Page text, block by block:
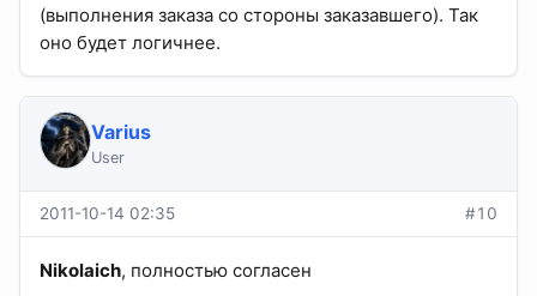
(выполнения заказа со стороны заказавшего). Так
оно будет логичнее.
Varius
User
2011-10-14 02:35 #10
Nikolaich, полностью согласен